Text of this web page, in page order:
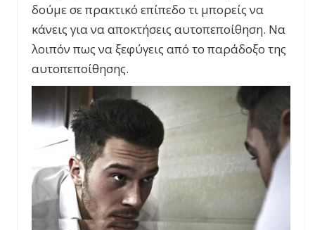
δούμε σε πρακτικό επίπεδο τι μπορείς να
κάνεις για να αποκτήσεις αυτοπεποίθηση. Να
λοιπόν πως να ξεφύγεις από το παράδοξο της
αυτοπεποίθησης.